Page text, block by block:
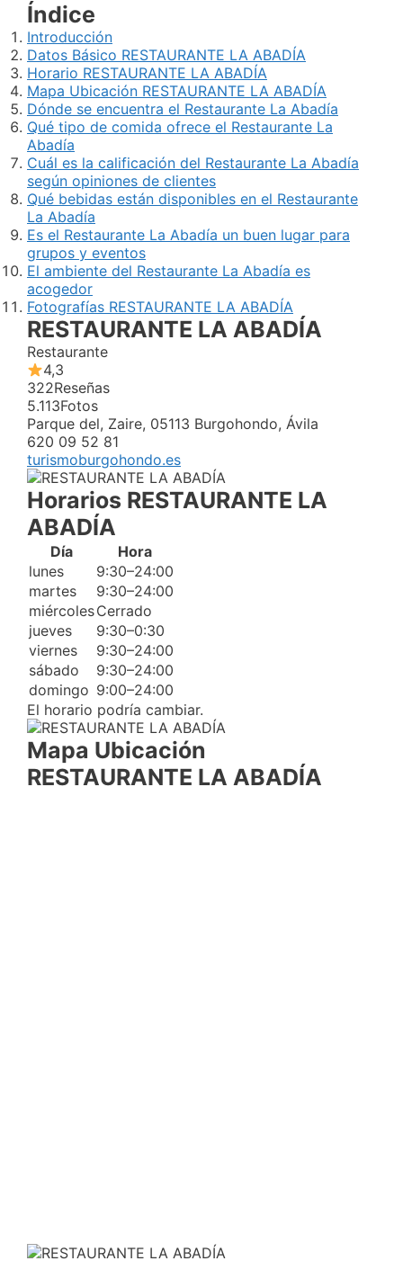
Índice
Introducción
Datos Básico RESTAURANTE LA ABADÍA
Horario RESTAURANTE LA ABADÍA
Mapa Ubicación RESTAURANTE LA ABADÍA
Dónde se encuentra el Restaurante La Abadía
Qué tipo de comida ofrece el Restaurante La
Abadía
Cuál es la calificación del Restaurante La Abadía
según opiniones de clientes
Qué bebidas están disponibles en el Restaurante
La Abadía
Es el Restaurante La Abadía un buen lugar para
grupos y eventos
El ambiente del Restaurante La Abadía es
acogedor
Fotografías RESTAURANTE LA ABADÍA
RESTAURANTE LA ABADÍA
Restaurante
4,3
322Reseñas
5.113Fotos
Parque del, Zaire, 05113 Burgohondo, Ávila
620 09 52 81
turismoburgohondo.es
Horarios RESTAURANTE LA
ABADÍA
Día
Hora
lunes
9:30–24:00
martes
9:30–24:00
miércolesCerrado
jueves
9:30–0:30
viernes
9:30–24:00
sábado
9:30–24:00
domingo 9:00–24:00
El horario podría cambiar.
Mapa Ubicación
RESTAURANTE LA ABADÍA